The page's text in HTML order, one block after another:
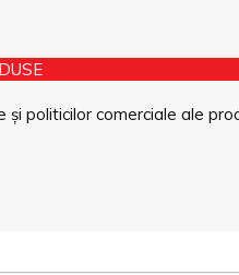
politicilor comerciale ale